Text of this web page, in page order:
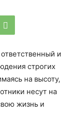
и
строгих
на высоту,
несут на
жизнь и